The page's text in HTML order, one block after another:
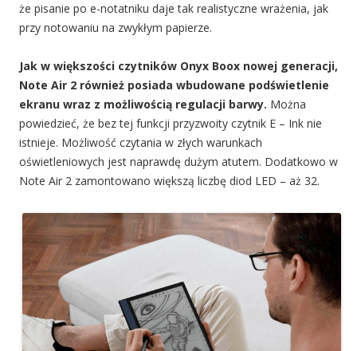
że pisanie po e-notatniku daje tak realistyczne wrażenia, jak
przy notowaniu na zwykłym papierze.
Jak w większości czytników Onyx Boox nowej generacji,
Note Air 2 również posiada wbudowane podświetlenie
ekranu wraz z możliwością regulacji barwy. Można
powiedzieć, że bez tej funkcji przyzwoity czytnik E – Ink nie
istnieje. Możliwość czytania w złych warunkach
oświetleniowych jest naprawdę dużym atutem. Dodatkowo w
Note Air 2 zamontowano większą liczbę diod LED – aż 32.